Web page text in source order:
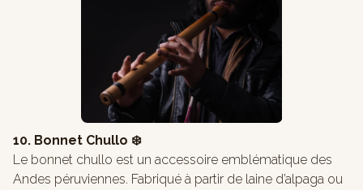
10. Bonnet Chullo ❄️
Le bonnet chullo est un accessoire emblématique des
Andes péruviennes. Fabriqué à partir de laine d’alpaga ou